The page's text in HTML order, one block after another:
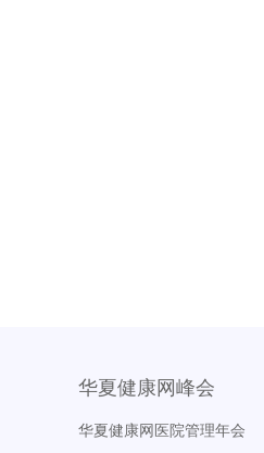
华夏健康网峰会
华夏健康网医院管理年会